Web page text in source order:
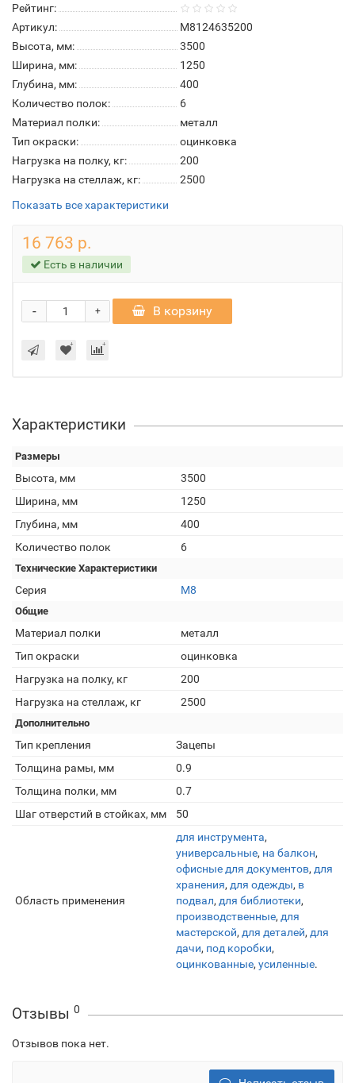
Рейтинг:
Артикул:
М8124635200
Высота, мм:
3500
Ширина, мм:
1250
Глубина, мм:
400
Количество полок:
6
Материал полки:
металл
Тип окраски:
оцинковка
Нагрузка на полку, кг:
200
Нагрузка на стеллаж, кг:
2500
Показать все характеристики
16 763 р.
Есть в наличии
+
- В корзину
Характеристики
Размеры
Высота, мм
3500
Ширина, мм
1250
Глубина, мм
400
Количество полок
6
Технические Характеристики
Серия М8
Общие
Материал полки
металл
Тип окраски
оцинковка
Нагрузка на полку, кг
200
Нагрузка на стеллаж, кг
2500
Дополнительно
Тип крепления
Зацепы
Толщина рамы, мм
0.9
Толщина полки, мм
0.7
Шаг отверстий в стойках, мм
50
Область применения
для инструмента,
универсальные, на балкон,
офисные для документов, для
хранения, для одежды, в
подвал, для библиотеки,
производственные, для
мастерской, для деталей, для
дачи, под коробки,
оцинкованные, усиленные.
Отзывы 0
Отзывов пока нет.